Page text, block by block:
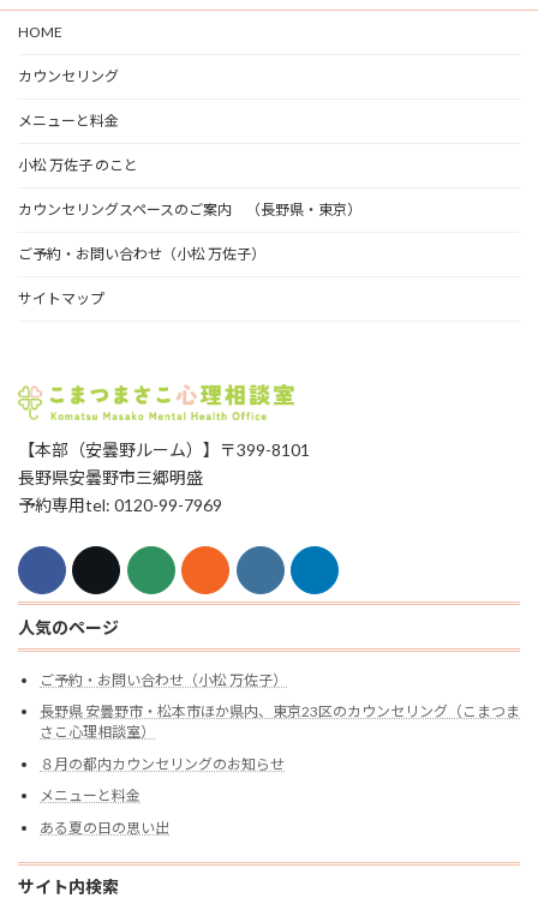
ー
カ
ブ
HOME
カウンセリング
メニューと料金
小松 万佐子 のこと
カウンセリングスペースのご案内 （長野県・東京）
ご予約・お問い合わせ（小松 万佐子）
サイトマップ
【本部（安曇野ルーム）】〒399-8101
長野県安曇野市三郷明盛
予約専用tel: 0120-99-7969
人気のページ
ご予約・お問い合わせ（小松 万佐子）
長野県 安曇野市・松本市ほか県内、東京23区のカウンセリング（こまつま
さこ心理相談室）
８月の都内カウンセリングのお知らせ
メニューと料金
ある夏の日の思い出
サイト内検索